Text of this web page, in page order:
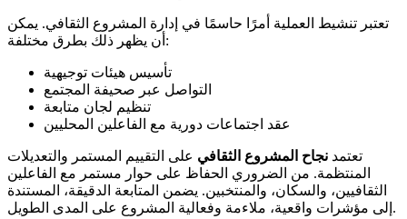
تعتبر تنشيط العملية أمرًا حاسمًا في إدارة المشروع الثقافي. يمكن
أن يظهر ذلك بطرق مختلفة:
تأسيس هيئات توجيهية
التواصل عبر صحيفة المجتمع
تنظيم لجان متابعة
عقد اجتماعات دورية مع الفاعلين المحليين
تعتمد نجاح المشروع الثقافي على التقييم المستمر والتعديلات
المنتظمة. من الضروري الحفاظ على حوار مستمر مع الفاعلين
الثقافيين، والسكان، والمنتخبين. يضمن المتابعة الدقيقة، المستندة
إلى مؤشرات واقعية، ملاءمة وفعالية المشروع على المدى الطويل.